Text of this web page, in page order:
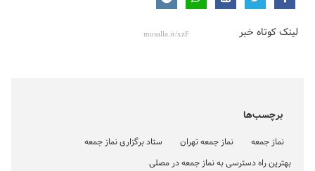
لینک کوتاه خبر
برچسب‌ها
نماز جمعه نماز جمعه تهران
ستاد برگزاری نماز جمعه
بهترین راه دسترسی به نماز جمعه در مصلی